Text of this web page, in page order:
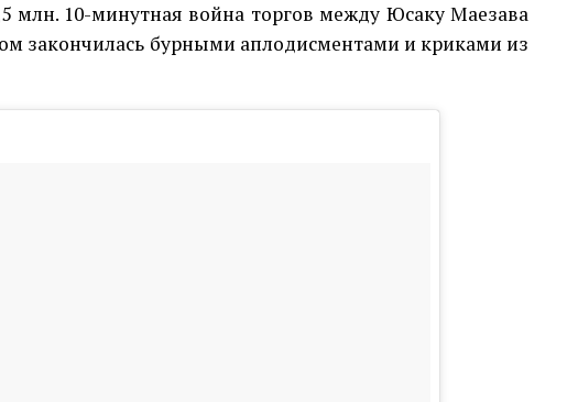
млн. 10-минутная война торгов между Юсаку Маезава
закончилась бурными аплодисментами и криками из